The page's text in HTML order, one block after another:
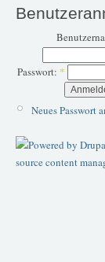
Passwort: *
Neues Passwort